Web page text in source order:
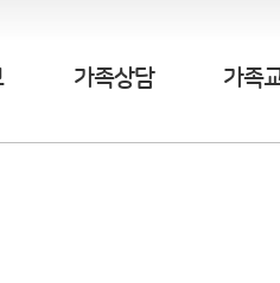
가족상담 가족